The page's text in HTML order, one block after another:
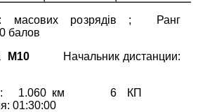
масових розрядів ; Ранг
балов
М10
Начальник дистанции:
1.060 км 6 КП
01:30:00